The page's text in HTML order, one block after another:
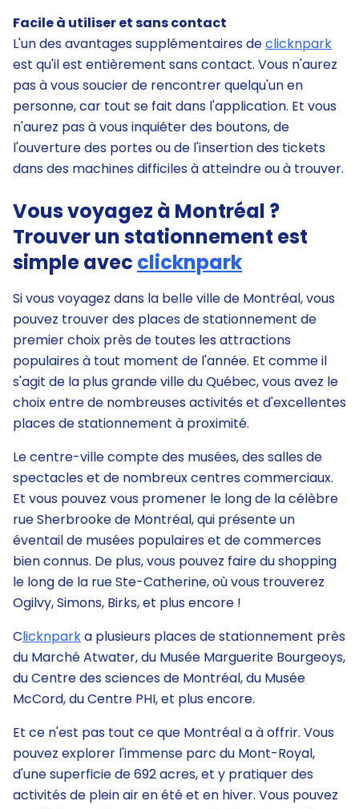
Facile à utiliser et sans contact
L'un des avantages supplémentaires declicknpark
est qu'il est entièrement sans contact. Vous n'aurez
pas à vous soucier de rencontrer quelqu'un en
personne, car tout se fait dans l'application. Et vous
n'aurez pas à vous inquiéter des boutons, de
l'ouverture des portes ou de l'insertion des tickets
dans des machines difficiles à atteindre ou à trouver.
Vous voyagez à Montréal ?
Trouver un stationnement est
simple avec clicknpark
Si vous voyagez dans la belle ville de Montréal, vous
pouvez trouver des places de stationnement de
premier choix près de toutes les attractions
populaires à tout moment de l'année. Et comme il
s'agit de la plus grande ville du Québec, vous avez le
choix entre de nombreuses activités et d'excellentes
places de stationnement à proximité.
Le centre-ville compte des musées, des salles de
spectacles et de nombreux centres commerciaux.
Et vous pouvez vous promener le long de la célèbre
rue Sherbrooke de Montréal, qui présente un
éventail de musées populaires et de commerces
bien connus. De plus, vous pouvez faire du shopping
le long de la rue Ste-Catherine, où vous trouverez
Ogilvy, Simons, Birks, et plus encore !
Clicknparka plusieurs places de stationnement près
du Marché Atwater, du Musée Marguerite Bourgeoys,
du Centre des sciences de Montréal, du Musée
McCord, du Centre PHI, et plus encore.
Et ce n'est pas tout ce que Montréal a à offrir. Vous
pouvez explorer l'immense parc du Mont-Royal,
d'une superficie de 692 acres, et y pratiquer des
activités de plein air en été et en hiver. Vous pouvez